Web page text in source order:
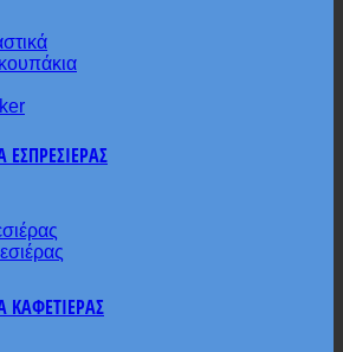
ΕΣΠΡΕΣΙΕΡΑΣ
ΚΑΦΕΤΙΕΡΑΣ